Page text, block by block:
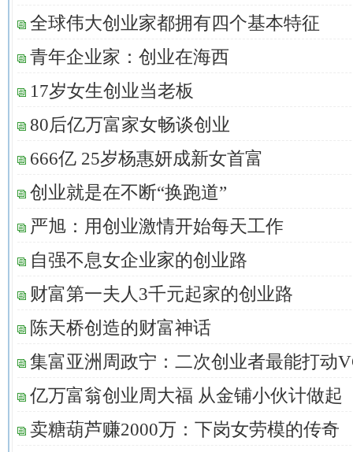
全球伟大创业家都拥有四个基本特征
青年企业家：创业在海西
17岁女生创业当老板
80后亿万富家女畅谈创业
666亿 25岁杨惠妍成新女首富
创业就是在不断“换跑道”
严旭：用创业激情开始每天工作
自强不息女企业家的创业路
财富第一夫人3千元起家的创业路
陈天桥创造的财富神话
集富亚洲周政宁：二次创业者最能打动
亿万富翁创业周大福 从金铺小伙计做起
卖糖葫芦赚2000万：下岗女劳模的传奇